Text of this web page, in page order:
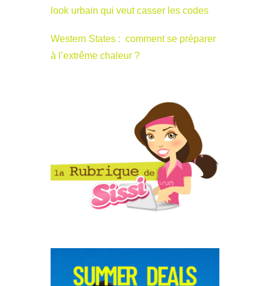
look urbain qui veut casser les codes
Western States : comment se préparer
à l’extrême chaleur ?